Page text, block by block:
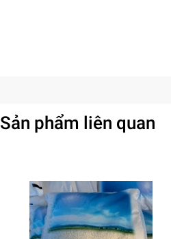
Sản phẩm liên quan